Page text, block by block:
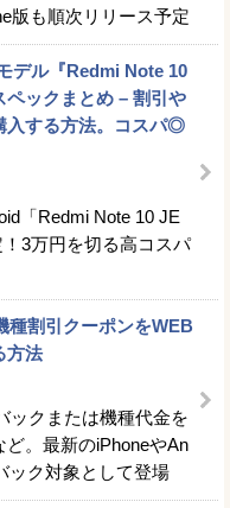
版も順次リリース予定
デル『Redmi Note 10
ックまとめ – 割引や
入する方法。コスパ◎
「Redmi Note 10 JE
！3万円を切る高コスパ
種割引クーポンをWEB
方法
ックまたは機種代金を
。最新のiPhoneやAn
ック対象として登場